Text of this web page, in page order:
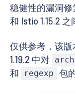
稳健性的漏洞修
和 Istio 1.15.2 之
仅供参考，该
1.19.2 中对
和 regexp 包